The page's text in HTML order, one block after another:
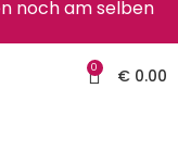
0 € 0.00
noch am selben